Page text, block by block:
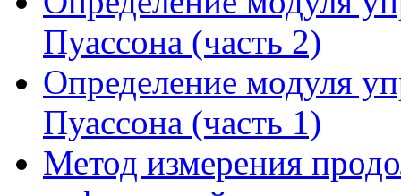
Пуассона (часть 2)
Определение модуля
Пуассона (часть 1)
Метод измерения